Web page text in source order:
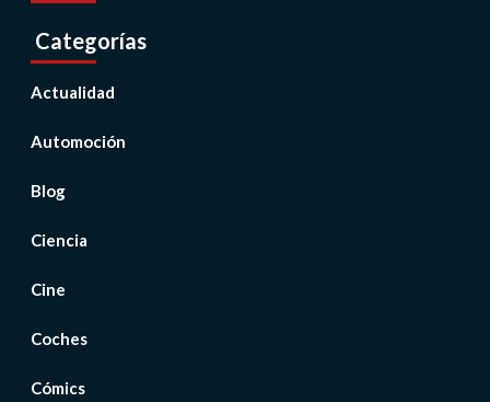
Categorías
Actualidad
Automoción
Blog
Ciencia
Cine
Coches
Cómics